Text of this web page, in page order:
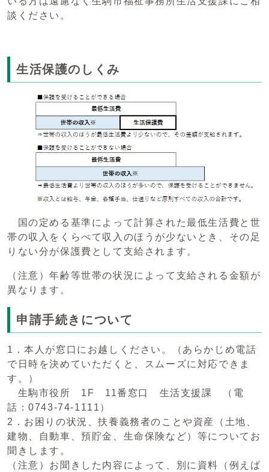
談ください。
生活保護のしくみ
国の定める基準によって計算された最低生活費と世
帯の収入をくらべて収入のほうが少ないとき、その足
りない分が保護費として支給されます。
（注意）年齢等世帯の状況によって支給される金額が
異なります。
申請手続きについて
1．本人が窓口にお越しください。（あらかじめ電話
で日時を決めていただくと、スムーズに対応できま
す。）
生駒市役所 1F 11番窓口 生活支援課 （電
話：0743-74-1111）
2．お困りの状況、扶養義務者のことや資産（土地、
建物、自動車、預貯金、生命保険など）等についてお
聞きします。
（注意）お聞きした内容によって、別に資料（例えば